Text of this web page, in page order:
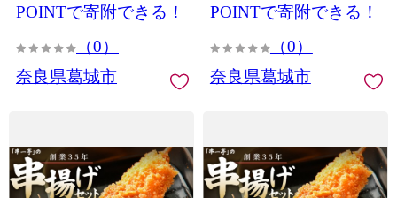
tkb004】
POINTで寄附できる！
（0）
奈良県葛城市
tkb003】
POINTで寄附できる！
（0）
奈良県葛城市